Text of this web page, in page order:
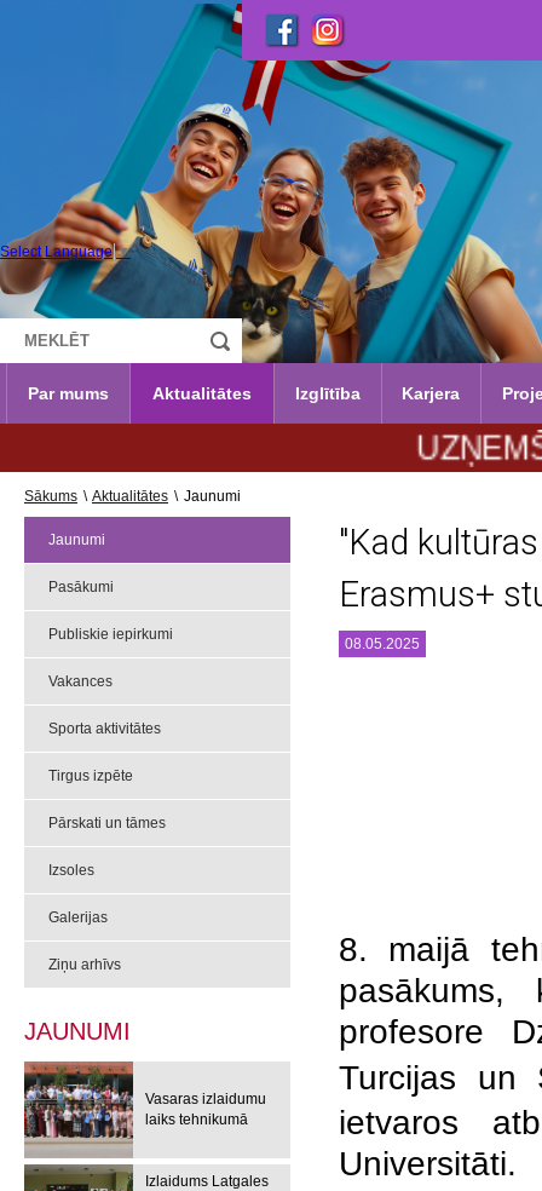
Select Language ▼
Par mums Aktualitātes Izglītība Karjera
Sākums \ Aktualitātes \ Jaunumi
Jaunumi
Pasākumi
Publiskie iepirkumi
Vakances
Sporta aktivitātes
Tirgus izpēte
Pārskati un tāmes
Izsoles
Galerijas
Ziņu arhīvs
JAUNUMI
Vasaras izlaidumu
laiks tehnikumā
Izlaidums Latgales
"Kad
Erasmus+
08.05.2025
8. maijā
pasākums,
profesore
Turcijas un
ietvaros
Universitāti.